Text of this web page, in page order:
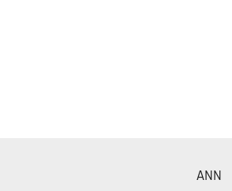
ANN